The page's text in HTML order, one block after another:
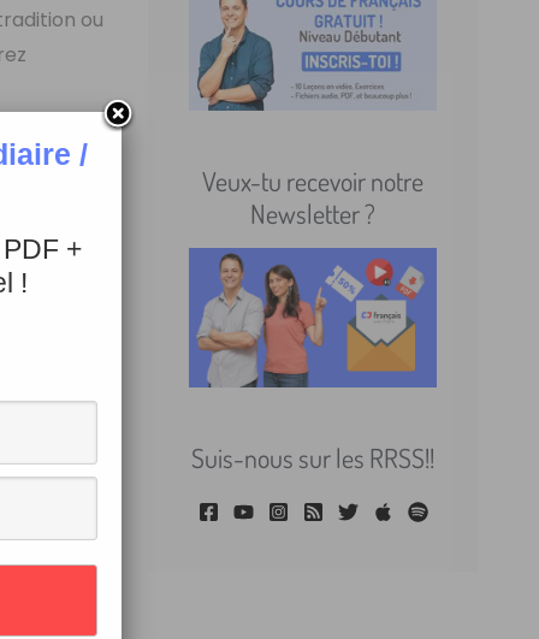
ou
!
Veux-tu recevoir notre
Newsletter ?
Suis-nous sur les RRSS!!
/
+
!